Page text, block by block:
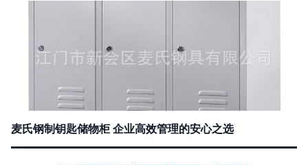
麦氏钢制钥匙储物柜 企业高效管理的安心之选